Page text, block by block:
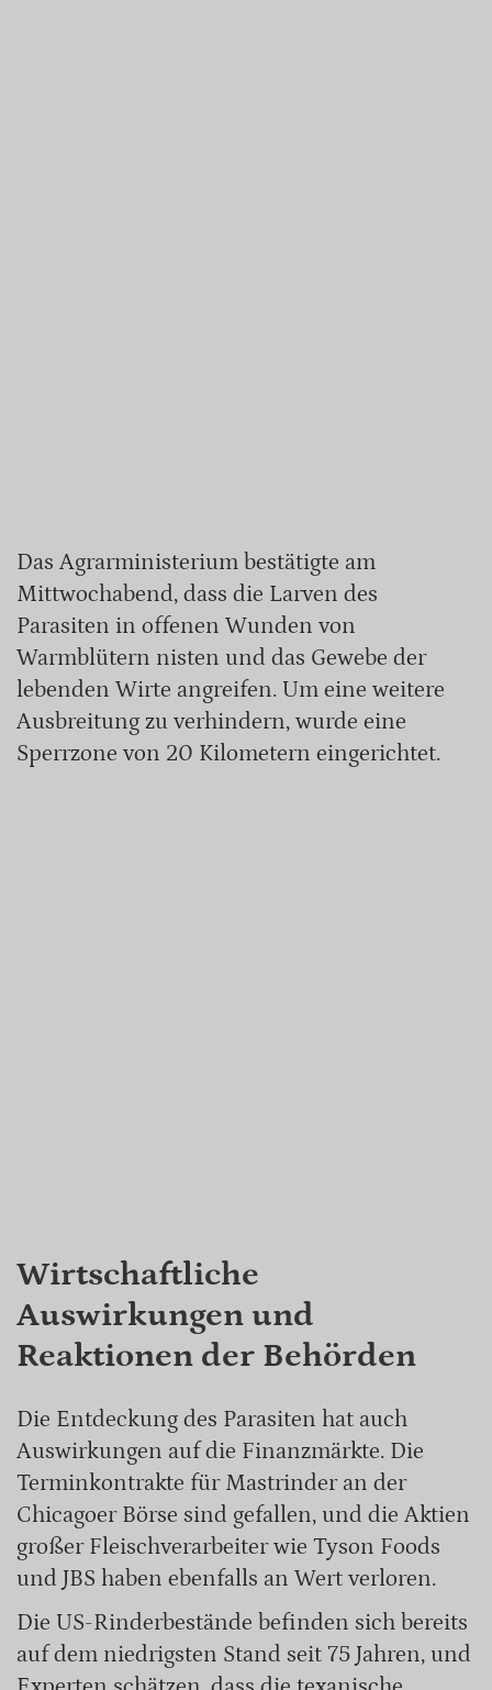
Das Agrarministerium bestätigte am
Mittwochabend, dass die Larven des
Parasiten in offenen Wunden von
Warmblütern nisten und das Gewebe der
lebenden Wirte angreifen. Um eine weitere
Ausbreitung zu verhindern, wurde eine
Sperrzone von 20 Kilometern eingerichtet.
Wirtschaftliche
Auswirkungen und
Reaktionen der Behörden
Die Entdeckung des Parasiten hat auch
Auswirkungen auf die Finanzmärkte. Die
Terminkontrakte für Mastrinder an der
Chicagoer Börse sind gefallen, und die Aktien
großer Fleischverarbeiter wie Tyson Foods
und JBS haben ebenfalls an Wert verloren.
Die US-Rinderbestände befinden sich bereits
auf dem niedrigsten Stand seit 75 Jahren, und